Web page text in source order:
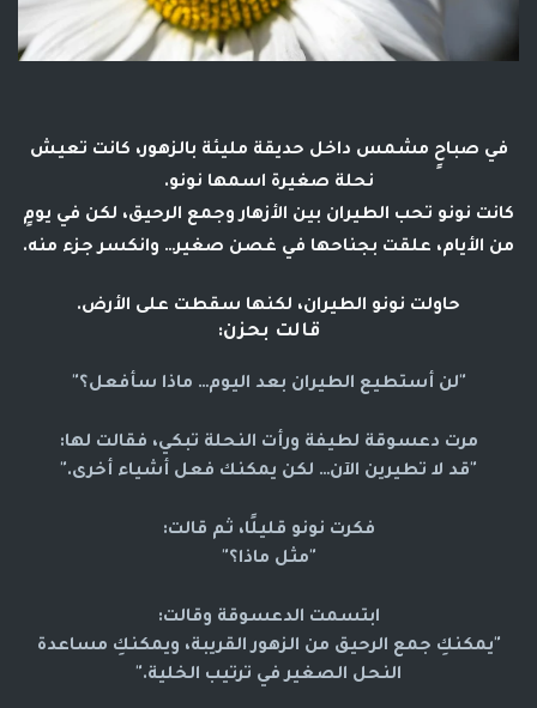
في صباحٍ مشمس داخل حديقة مليئة بالزهور، كانت تعيش
نحلة صغيرة اسمها نونو.
كانت نونو تحب الطيران بين الأزهار وجمع الرحيق، لكن في يومٍ
من الأيام، علقت بجناحها في غصن صغير… وانكسر جزء منه.
حاولت نونو الطيران، لكنها سقطت على الأرض.
قالت بحزن:
"لن أستطيع الطيران بعد اليوم… ماذا سأفعل؟"
مرت دعسوقة لطيفة ورأت النحلة تبكي، فقالت لها:
"قد لا تطيرين الآن… لكن يمكنك فعل أشياء أخرى."
فكرت نونو قليلًا، ثم قالت:
"مثل ماذا؟"
ابتسمت الدعسوقة وقالت:
"يمكنكِ جمع الرحيق من الزهور القريبة، ويمكنكِ مساعدة
النحل الصغير في ترتيب الخلية."